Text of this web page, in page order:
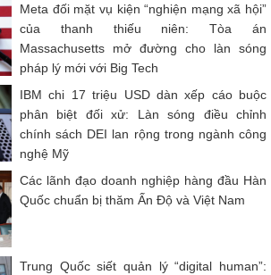
Meta đối mặt vụ kiện “nghiện mạng xã hội”
của thanh thiếu niên: Tòa án
Massachusetts mở đường cho làn sóng
pháp lý mới với Big Tech
IBM chi 17 triệu USD dàn xếp cáo buộc
phân biệt đối xử: Làn sóng điều chỉnh
chính sách DEI lan rộng trong ngành công
nghệ Mỹ
Các lãnh đạo doanh nghiệp hàng đầu Hàn
Quốc chuẩn bị thăm Ấn Độ và Việt Nam
Trung Quốc siết quản lý “digital human”: